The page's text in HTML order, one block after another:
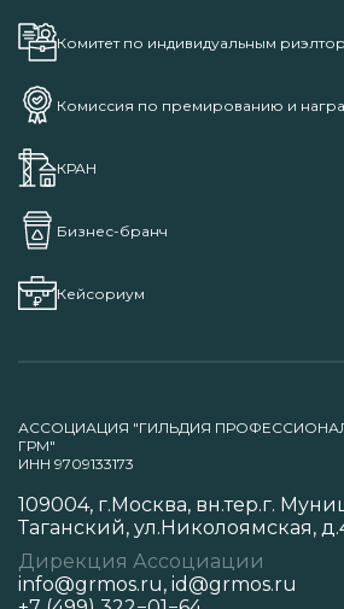
Комитет по индивидуальным
Комиссия по премированию и
КРАН
Бизнес-бранч
Кейсориум
АССОЦИАЦИЯ "ГИЛЬДИЯ
ГРМ"
ИНН 9709133173
109004, г.Москва, вн.тер.г.
Таганский, ул.Николоямская,
Дирекция Ассоциации
info@grmos.ru, id@grmos.ru